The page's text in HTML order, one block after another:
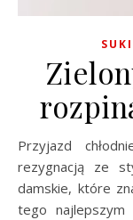
Przyjazd chłodniejszych dni nie musi wiązać się z
rezygnacją ze
damskie, które
tego najlepszym